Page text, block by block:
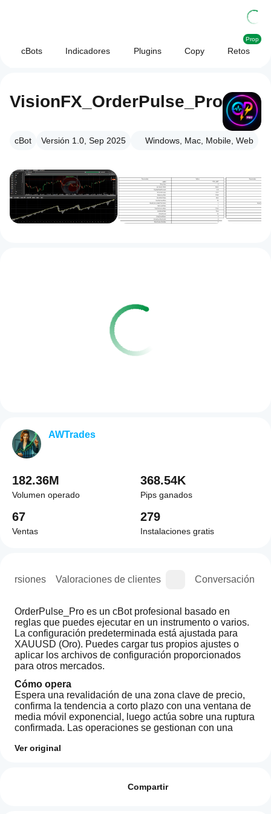
cBots Indicadores Plugins Copy Retos
Prop
VisionFX_OrderPulse_Pro
cBot Versión 1.0, Sep 2025 Windows, Mac, Mobile, Web
versiones Valoraciones de clientes Conversación
OrderPulse_Pro es un cBot profesional basado en
reglas que puedes ejecutar en un instrumento o varios.
La configuración predeterminada está ajustada para
XAUUSD (Oro). Puedes cargar tus propios ajustes o
aplicar los archivos de configuración proporcionados
para otros mercados.
Cómo opera
Espera una revalidación de una zona clave de precio,
confirma la tendencia a corto plazo con una ventana de
media móvil exponencial, luego actúa sobre una ruptura
confirmada. Las operaciones se gestionan con una
spread y estructura, así como los límites de posición,
aproximadamente 26 horas en total. El oro suele ser
más rápido. Las posiciones en FX suelen durar de 1 a 3
Ver original
Compartir
AWTrades
182.36M
Volumen operado
368.54K
Pips ganados
67
Ventas
279
Instalaciones gratis